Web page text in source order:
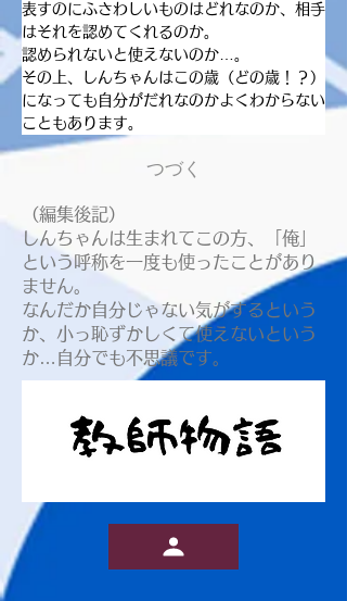
表すのにふさわしいものはどれなのか、相手
はそれを認めてくれるのか。
認められないと使えないのか…。
その上、しんちゃんはこの歳（どの歳！？）
になっても自分がだれなのかよくわからない
こともあります。
つづく
（編集後記）
しんちゃんは生まれてこの方、「俺」
という呼称を一度も使ったことがあり
ません。
なんだか自分じゃない気がするという
か、小っ恥ずかしくて使えないという
か…自分でも不思議です。